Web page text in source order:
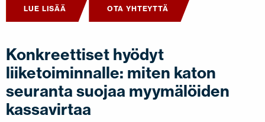
LUE LISÄÄ OTA YHTEYTTÄ
Konkreettiset hyödyt
liiketoiminnalle: miten katon
seuranta suojaa myymälöiden
kassavirtaa